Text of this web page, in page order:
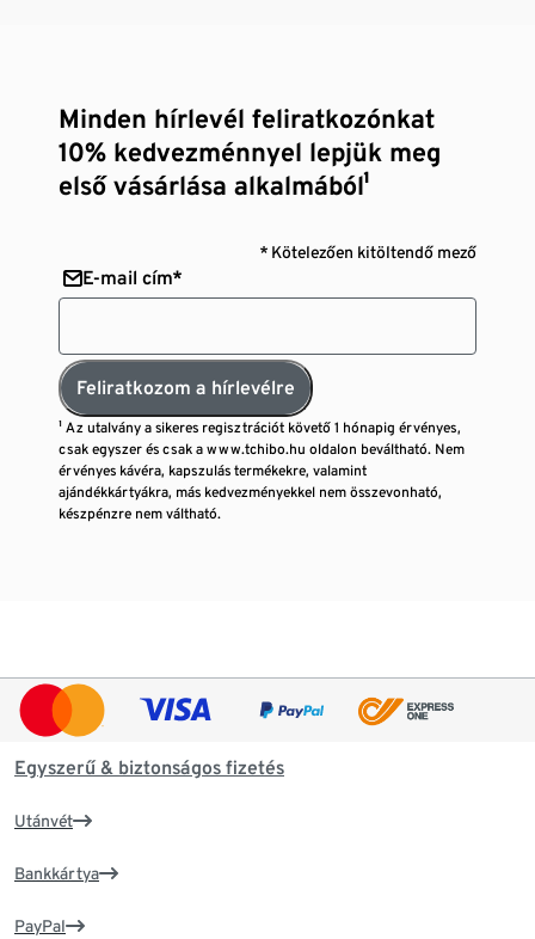
Minden hírlevél feliratkozónkat
10% kedvezménnyel lepjük meg
első vásárlása alkalmából¹
* Kötelezően kitöltendő mező
E-mail cím*
Feliratkozom a hírlevélre
¹ Az utalvány a sikeres regisztrációt követő 1 hónapig érvényes,
csak egyszer és csak a www.tchibo.hu oldalon beváltható. Nem
érvényes kávéra, kapszulás termékekre, valamint
ajándékkártyákra, más kedvezményekkel nem összevonható,
készpénzre nem váltható.
Egyszerű & biztonságos fizetés
Utánvét
Bankkártya
PayPal